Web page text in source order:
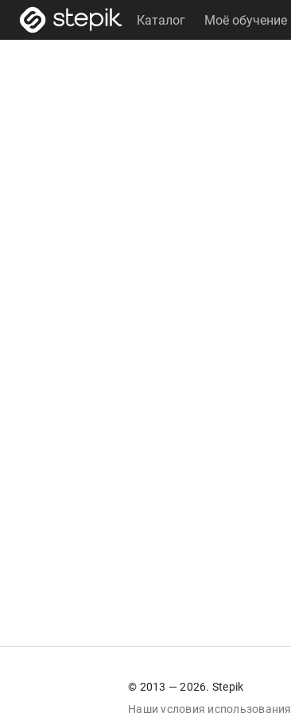
Каталог Моё обучение
© 2013 — 2026. Stepik
Наши условия использования